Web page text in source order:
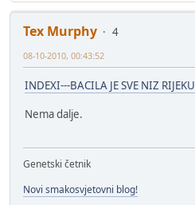
Tex Murphy
4
08-10-2010, 00:43:52
INDEXI---BACILA JE SVE NIZ RIJEKU
Nema dalje.
Genetski četnik
Novi smakosvjetovni blog!